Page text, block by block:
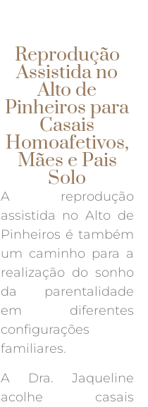
Reprodução
Assistida no
Alto de
Pinheiros para
Casais
Homoafetivos,
Mães e Pais
Solo
A reprodução
assistida no Alto de
Pinheiros é também
um caminho para a
realização do sonho
da parentalidade
em diferentes
configurações
familiares.
A Dra. Jaqueline
acolhe casais